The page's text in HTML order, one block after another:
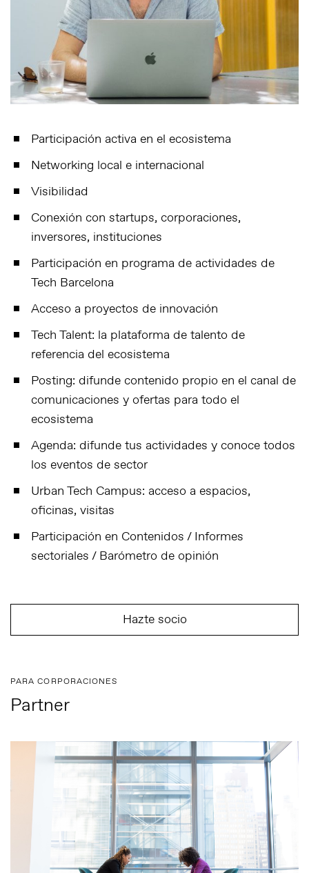
Participación activa en el ecosistema
Networking local e internacional
Visibilidad
Conexión con startups, corporaciones,
inversores, instituciones
Participación en programa de actividades de
Tech Barcelona
Acceso a proyectos de innovación
Tech Talent: la plataforma de talento de
referencia del ecosistema
Posting: difunde contenido propio en el canal de
comunicaciones y ofertas para todo el
ecosistema
Agenda: difunde tus actividades y conoce todos
los eventos de sector
Urban Tech Campus: acceso a espacios,
oficinas, visitas
Participación en Contenidos / Informes
sectoriales / Barómetro de opinión
Hazte socio
PARA CORPORACIONES
Partner